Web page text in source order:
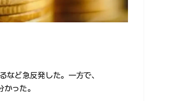
ど急反発した。一方で、
った。